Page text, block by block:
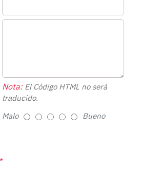
Nota:El Código HTML no será
traducido.
Malo Bueno